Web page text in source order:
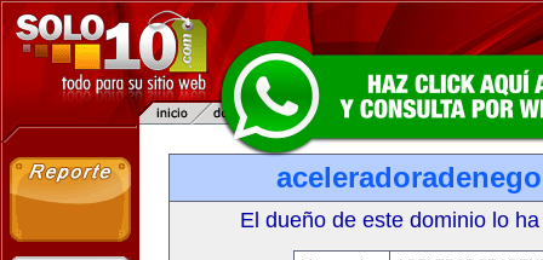
El dueño de este dominio lo